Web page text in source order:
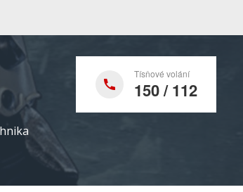
Tísňové volání
150 / 112